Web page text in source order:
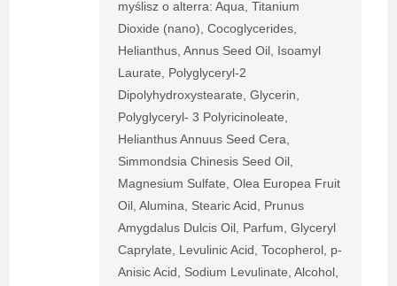
myślisz o alterra: Aqua, Titanium
Dioxide (nano), Cocoglycerides,
Helianthus, Annus Seed Oil, Isoamyl
Laurate, Polyglyceryl-2
Dipolyhydroxystearate, Glycerin,
Polyglyceryl- 3 Polyricinoleate,
Helianthus Annuus Seed Cera,
Simmondsia Chinesis Seed Oil,
Magnesium Sulfate, Olea Europea Fruit
Oil, Alumina, Stearic Acid, Prunus
Amygdalus Dulcis Oil, Parfum, Glyceryl
Caprylate, Levulinic Acid, Tocopherol, p-
Anisic Acid, Sodium Levulinate, Alcohol,